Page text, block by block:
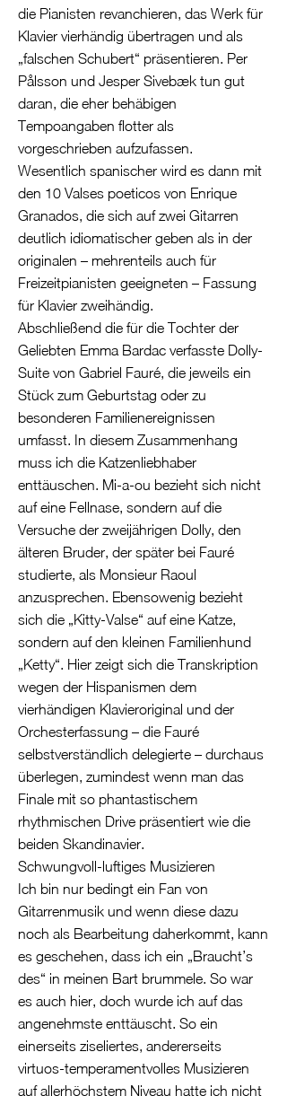
die Pianisten revanchieren, das Werk für
Klavier vierhändig übertragen und als
„falschen Schubert“ präsentieren. Per
Pålsson und Jesper Sivebæk tun gut
daran, die eher behäbigen
Tempoangaben flotter als
vorgeschrieben aufzufassen.
Wesentlich spanischer wird es dann mit
den 10 Valses poeticos von Enrique
Granados, die sich auf zwei Gitarren
deutlich idiomatischer geben als in der
originalen – mehrenteils auch für
Freizeitpianisten geeigneten – Fassung
für Klavier zweihändig.
Abschließend die für die Tochter der
Geliebten Emma Bardac verfasste Dolly-
Suite von Gabriel Fauré, die jeweils ein
Stück zum Geburtstag oder zu
besonderen Familienereignissen
umfasst. In diesem Zusammenhang
muss ich die Katzenliebhaber
enttäuschen. Mi-a-ou bezieht sich nicht
auf eine Fellnase, sondern auf die
Versuche der zweijährigen Dolly, den
älteren Bruder, der später bei Fauré
studierte, als Monsieur Raoul
anzusprechen. Ebensowenig bezieht
sich die „Kitty-Valse“ auf eine Katze,
sondern auf den kleinen Familienhund
„Ketty“. Hier zeigt sich die Transkription
wegen der Hispanismen dem
vierhändigen Klavieroriginal und der
Orchesterfassung – die Fauré
selbstverständlich delegierte – durchaus
überlegen, zumindest wenn man das
Finale mit so phantastischem
rhythmischen Drive präsentiert wie die
beiden Skandinavier.
Schwungvoll-luftiges Musizieren
Ich bin nur bedingt ein Fan von
Gitarrenmusik und wenn diese dazu
noch als Bearbeitung daherkommt, kann
es geschehen, dass ich ein „Braucht’s
des“ in meinen Bart brummele. So war
es auch hier, doch wurde ich auf das
angenehmste enttäuscht. So ein
einerseits ziseliertes, andererseits
virtuos-temperamentvolles Musizieren
auf allerhöchstem Niveau hatte ich nicht